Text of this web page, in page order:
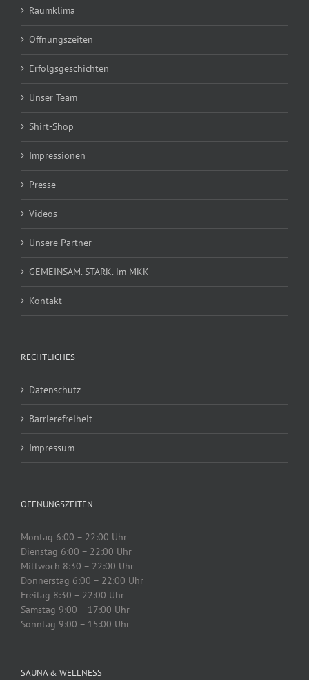
Raumklima
Öffnungszeiten
Erfolgsgeschichten
Unser Team
Shirt-Shop
Impressionen
Presse
Videos
Unsere Partner
GEMEINSAM. STARK. im MKK
Kontakt
RECHTLICHES
Datenschutz
Barrierefreiheit
Impressum
ÖFFNUNGSZEITEN
Montag 6:00 – 22:00 Uhr
Dienstag 6:00 – 22:00 Uhr
Mittwoch 8:30 – 22:00 Uhr
Donnerstag 6:00 – 22:00 Uhr
Freitag 8:30 – 22:00 Uhr
Samstag 9:00 – 17:00 Uhr
Sonntag 9:00 – 15:00 Uhr
SAUNA & WELLNESS